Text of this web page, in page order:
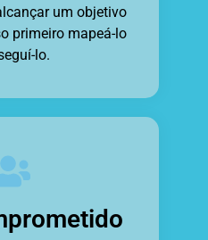
um objetivo
primeiro mapeá-lo
lo.